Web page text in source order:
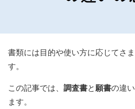
書類には目的や使い方に応じてさ
す。
この記事では、 調査書と願書の違
ます。